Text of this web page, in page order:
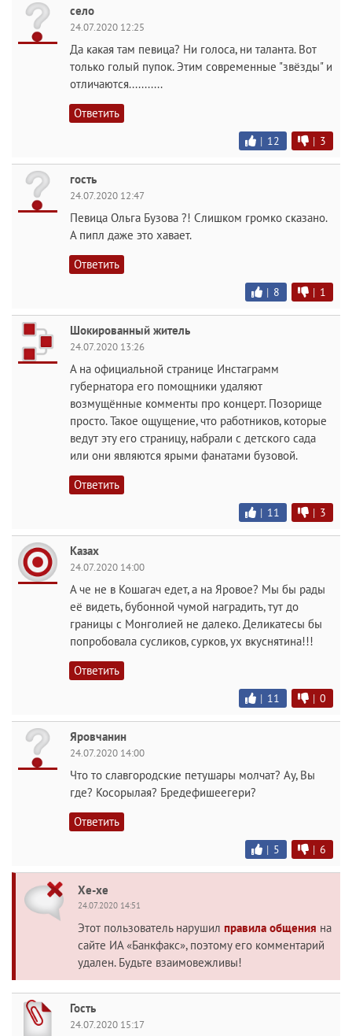
село
24.07.2020 12:25
Да какая там певица? Ни голоса, ни таланта. Вот
только голый пупок. Этим современные "звёзды" и
отличаются...........
Ответить
| 12 | 3
гость
24.07.2020 12:47
Певица Ольга Бузова ?! Слишком громко сказано.
А пипл даже это хавает.
Ответить
| 8 | 1
Шокированный житель
24.07.2020 13:26
А на официальной странице Инстаграмм
губернатора его помощники удаляют
возмущённые комменты про концерт. Позорище
просто. Такое ощущение, что работников, которые
ведут эту его страницу, набрали с детского сада
или они являются ярыми фанатами бузовой.
Ответить
| 11 | 3
Казах
24.07.2020 14:00
А че не в Кошагач едет, а на Яровое? Мы бы рады
её видеть, бубонной чумой наградить, тут до
границы с Монголией не далеко. Деликатесы бы
попробовала сусликов, сурков, ух вкуснятина!!!
Ответить
| 11 | 0
Яровчанин
24.07.2020 14:00
Что то славгородские петушары молчат? Ау, Вы
где? Косорылая? Бредефишеегери?
Ответить
| 5 | 6
Хе-хе
24.07.2020 14:51
Этот пользователь нарушил правила общения на
сайте ИА «Банкфакс», поэтому его комментарий
удален. Будьте взаимовежливы!
Гость
24.07.2020 15:17